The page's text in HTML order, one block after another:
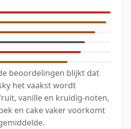
beoordelingen blijkt dat
het vaakst wordt
vanille en kruidig-noten,
en cake vaker voorkomt